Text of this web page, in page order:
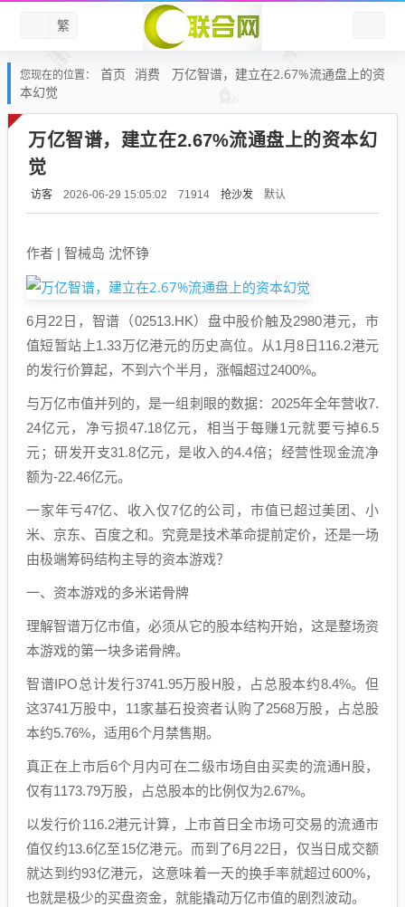
繁
您现在的位置： 首页 消费
万亿智谱，建立在2.67%流通盘上的资
本幻觉
万亿智谱，建立在2.67%流通盘上的资本幻
觉
访客 2026-06-29 15:05:02 71914 抢沙发 默认
作者 | 智械岛 沈怀铮
6月22日，智谱（02513.HK）盘中股价触及2980港元，市
值短暂站上1.33万亿港元的历史高位。从1月8日116.2港元
的发行价算起，不到六个半月，涨幅超过2400%。
与万亿市值并列的，是一组刺眼的数据：2025年全年营收7.
24亿元，净亏损47.18亿元，相当于每赚1元就要亏掉6.5
元；研发开支31.8亿元，是收入的4.4倍；经营性现金流净
额为-22.46亿元。
一家年亏47亿、收入仅7亿的公司，市值已超过美团、小
米、京东、百度之和。究竟是技术革命提前定价，还是一场
由极端筹码结构主导的资本游戏？
一、资本游戏的多米诺骨牌
理解智谱万亿市值，必须从它的股本结构开始，这是整场资
本游戏的第一块多诺骨牌。
智谱IPO总计发行3741.95万股H股，占总股本约8.4%。但
这3741万股中，11家基石投资者认购了2568万股，占总股
本约5.76%，适用6个月禁售期。
真正在上市后6个月内可在二级市场自由买卖的流通H股，
仅有1173.79万股，占总股本的比例仅为2.67%。
以发行价116.2港元计算，上市首日全市场可交易的流通市
值仅约13.6亿至15亿港元。而到了6月22日，仅当日成交额
就达到约93亿港元，这意味着一天的换手率就超过600%，
也就是极少的买盘资金，就能撬动万亿市值的剧烈波动。